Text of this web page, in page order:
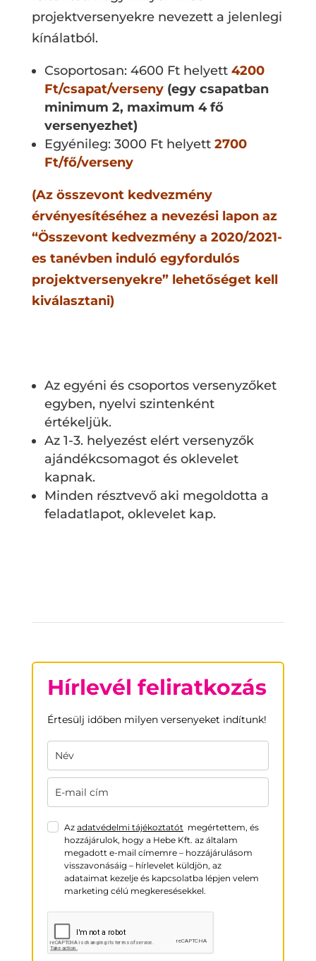
projektversenyekre nevezett a jelenlegi
kínálatból.
Csoportosan: 4600 Ft helyett 4200
Ft/csapat/verseny (egy csapatban
minimum 2, maximum 4 fő
versenyezhet)
Egyénileg: 3000 Ft helyett 2700
Ft/fő/verseny
(Az összevont kedvezmény
érvényesítéséhez a nevezési lapon az
“Összevont kedvezmény a 2020/2021-
es tanévben induló egyfordulós
projektversenyekre” lehetőséget kell
kiválasztani)
Az egyéni és csoportos versenyzőket
egyben, nyelvi szintenként
értékeljük.
Az 1-3. helyezést elért versenyzők
ajándékcsomagot és oklevelet
kapnak.
Minden résztvevő aki megoldotta a
feladatlapot, oklevelet kap.
Hírlevél feliratkozás
Értesülj időben milyen versenyeket indítunk!
Az adatvédelmi tájékoztatótmegértettem, és
hozzájárulok, hogy a Hebe Kft. az általam
megadott e-mail címemre – hozzájárulásom
visszavonásáig – hírlevelet küldjön, az
adataimat kezelje és kapcsolatba lépjen velem
marketing célú megkeresésekkel.